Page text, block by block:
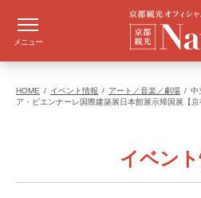
メニュー
HOME イベント情報 アート／音楽／劇場
中
ア・ビエンナーレ国際建築展日本館展示帰国展【京
イベン